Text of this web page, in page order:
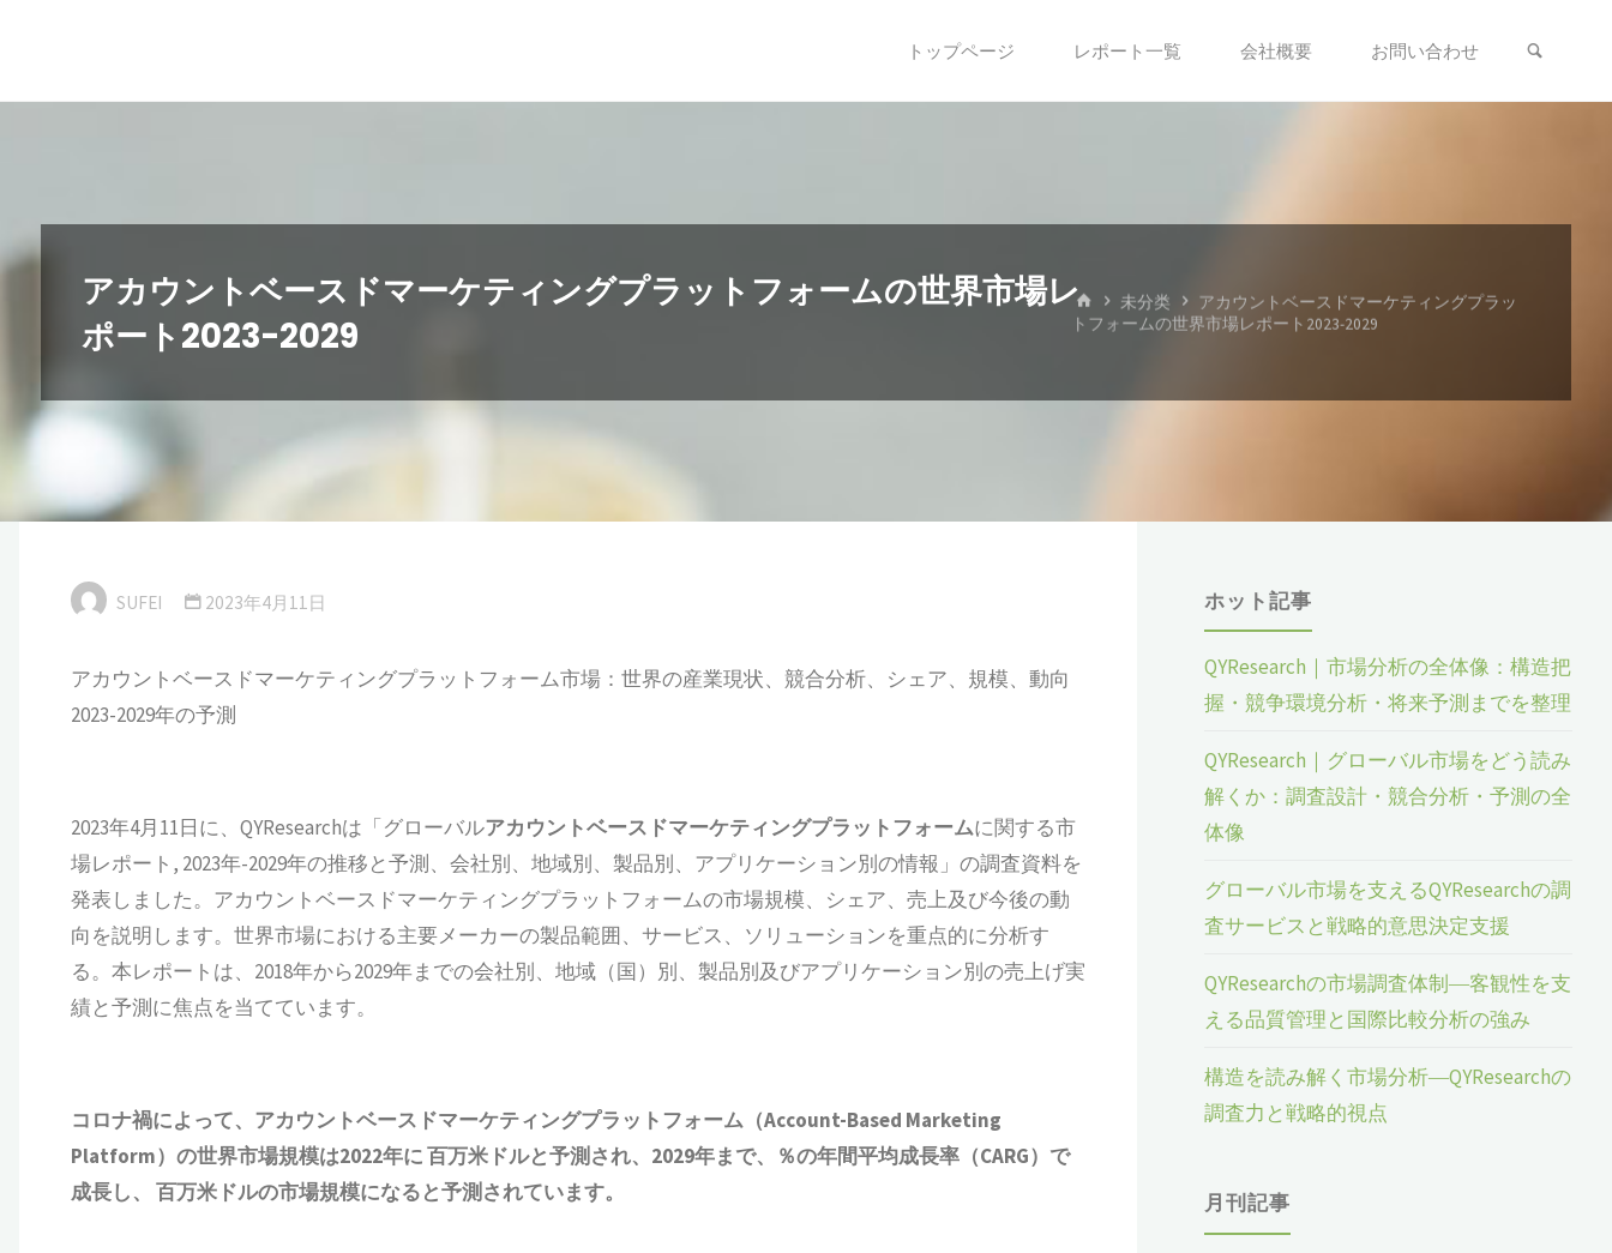
キ
トップページ レポート一覧 会社概要 お問い合わせ
アカウントベースドマーケティングプラットフォームの世界市場レ
ポート2023-2029
ホ
ー
未分类
アカウントベースドマーケティングプラッ
トフォームの世界市場レポート2023-2029
SUFEI 2023年4月11日
アカウントベースドマーケティングプラットフォーム市場：世界の産業現状、競合分析、シェア、規模、動向
2023-2029年の予測
2023年4月11日に、QYResearchは「グローバルアカウントベースドマーケティングプラットフォームに関する市
場レポート, 2023年-2029年の推移と予測、会社別、地域別、製品別、アプリケーション別の情報」の調査資料を
発表しました。アカウントベースドマーケティングプラットフォームの市場規模、シェア、売上及び今後の動
向を説明します。世界市場における主要メーカーの製品範囲、サービス、ソリューションを重点的に分析す
る。本レポートは、2018年から2029年までの会社別、地域（国）別、製品別及びアプリケーション別の売上げ実
績と予測に焦点を当てています。
コロナ禍によって、アカウントベースドマーケティングプラットフォーム（Account-Based Marketing
Platform）の世界市場規模は2022年に 百万米ドルと予測され、2029年まで、％の年間平均成長率（CARG）で
成長し、 百万米ドルの市場規模になると予測されています。
ホット記事
QYResearch｜市場分析の全体像：構造把
握・競争環境分析・将来予測までを整理
QYResearch｜グローバル市場をどう読み
解くか：調査設計・競合分析・予測の全
体像
グローバル市場を支えるQYResearchの調
査サービスと戦略的意思決定支援
QYResearchの市場調査体制―客観性を支
える品質管理と国際比較分析の強み
構造を読み解く市場分析―QYResearchの
調査力と戦略的視点
月刊記事